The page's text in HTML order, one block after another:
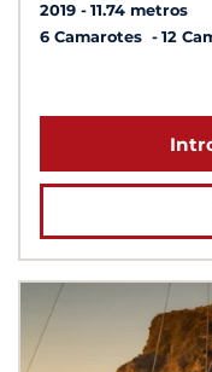
2019
11.74 metros
6 Camarotes
12